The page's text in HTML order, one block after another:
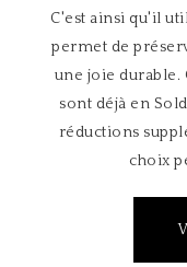
C'est ainsi qu'il
permet de
une joie durable.
sont déjà en
réductions
choix